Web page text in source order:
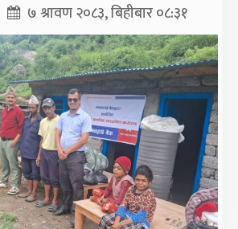
७ श्रावण २०८३, बिहीबार ०८:३१